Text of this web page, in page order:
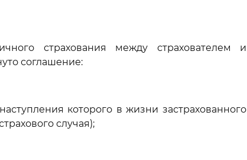
страхования между страхователем и
соглашение:
которого в жизни застрахованного
случая);